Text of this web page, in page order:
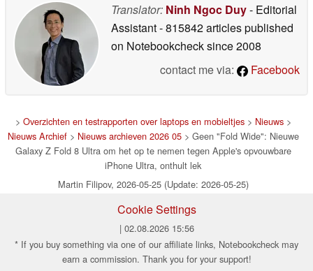
Translator: Ninh Ngoc Duy- Editorial
Assistant- 815842 articles published
on Notebookchecksince 2008
contact me via:
Facebook
> Overzichten en testrapporten over laptops en mobieltjes> Nieuws>
Nieuws Archief> Nieuws archieven 2026 05> Geen "Fold Wide": Nieuwe
Galaxy Z Fold 8 Ultra om het op te nemen tegen Apple's opvouwbare
iPhone Ultra, onthult lek
Martin Filipov, 2026-05-25 (Update: 2026-05-25)
Cookie Settings
| 02.08.2026 15:56
* If you buy something via one of our affiliate links, Notebookcheck may
earn a commission. Thank you for your support!